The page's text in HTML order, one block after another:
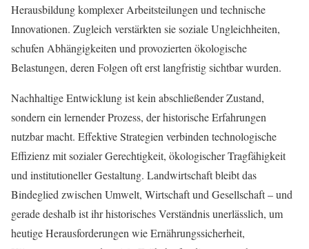
Herausbildung komplexer Arbeitsteilungen und technische
Innovationen. Zugleich verstärkten sie soziale Ungleichheiten,
schufen Abhängigkeiten und provozierten ökologische
Belastungen, deren Folgen oft erst langfristig sichtbar wurden.
Nachhaltige Entwicklung ist kein abschließender Zustand,
sondern ein lernender Prozess, der historische Erfahrungen
nutzbar macht. Effektive Strategien verbinden technologische
Effizienz mit sozialer Gerechtigkeit, ökologischer Tragfähigkeit
und institutioneller Gestaltung. Landwirtschaft bleibt das
Bindeglied zwischen Umwelt, Wirtschaft und Gesellschaft – und
gerade deshalb ist ihr historisches Verständnis unerlässlich, um
heutige Herausforderungen wie Ernährungssicherheit,